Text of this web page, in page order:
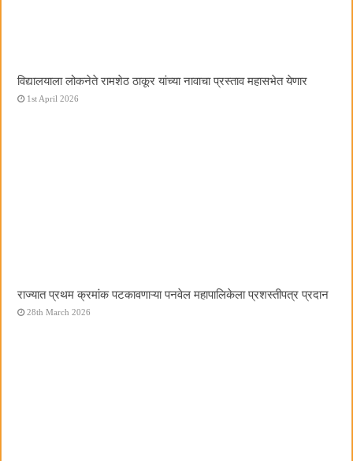
विद्यालयाला लोकनेते रामशेठ ठाकूर यांच्या नावाचा प्रस्ताव महासभेत येणार
1st April 2026
राज्यात प्रथम क्रमांक पटकावणाऱ्या पनवेल महापालिकेला प्रशस्तीपत्र प्रदान
28th March 2026